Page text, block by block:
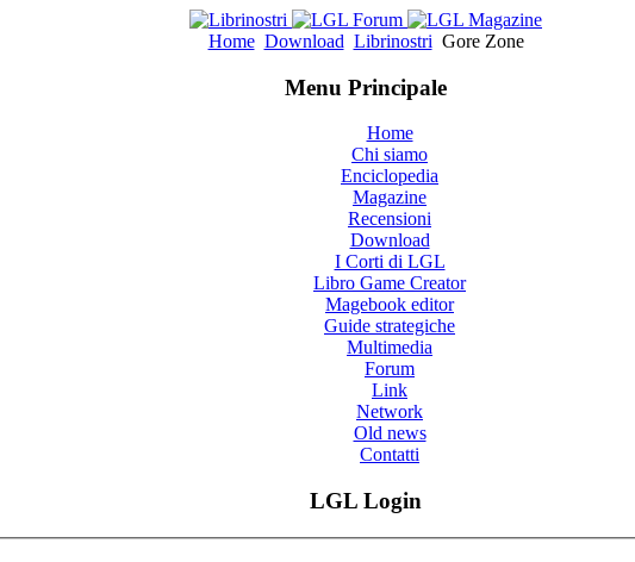
Home Download Librinostri Gore Zone
Menu Principale
Home
Chi siamo
Enciclopedia
Magazine
Recensioni
Download
I Corti di LGL
Libro Game Creator
Magebook editor
Guide strategiche
Multimedia
Forum
Link
Network
Old news
Contatti
LGL Login